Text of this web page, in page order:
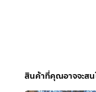
สินค้าที่คุณอาจจะสน